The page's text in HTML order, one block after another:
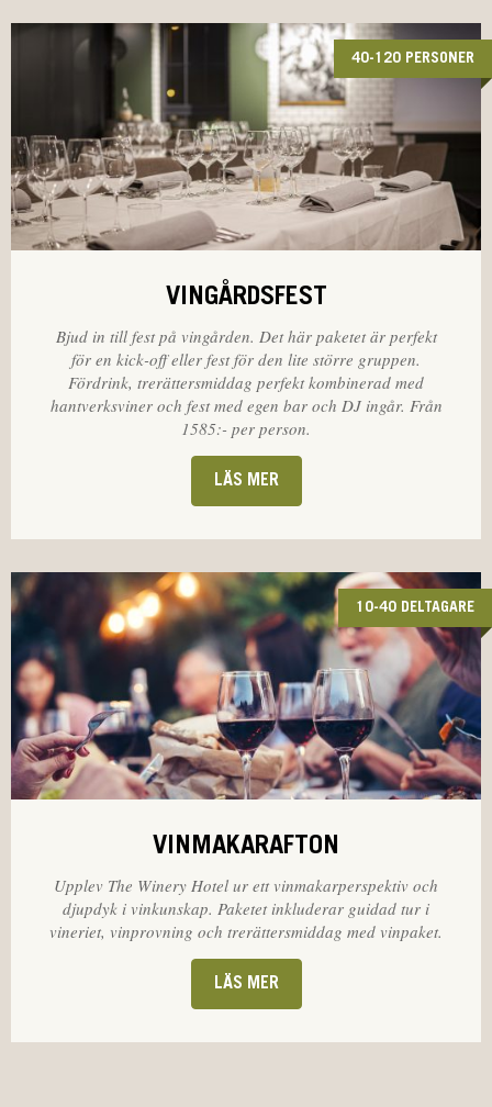
40-120 PERSONER
VINGÅRDSFEST
Bjud in till fest på vingården. Det här paketet är perfekt
för en kick-off eller fest för den lite större gruppen.
Fördrink, trerättersmiddag perfekt kombinerad med
hantverksviner och fest med egen bar och DJ ingår. Från
1585:- per person.
LÄS MER
10-40 DELTAGARE
VINMAKARAFTON
Upplev The Winery Hotel ur ett vinmakarperspektiv och
djupdyk i vinkunskap. Paketet inkluderar guidad tur i
vineriet, vinprovning och trerättersmiddag med vinpaket.
LÄS MER